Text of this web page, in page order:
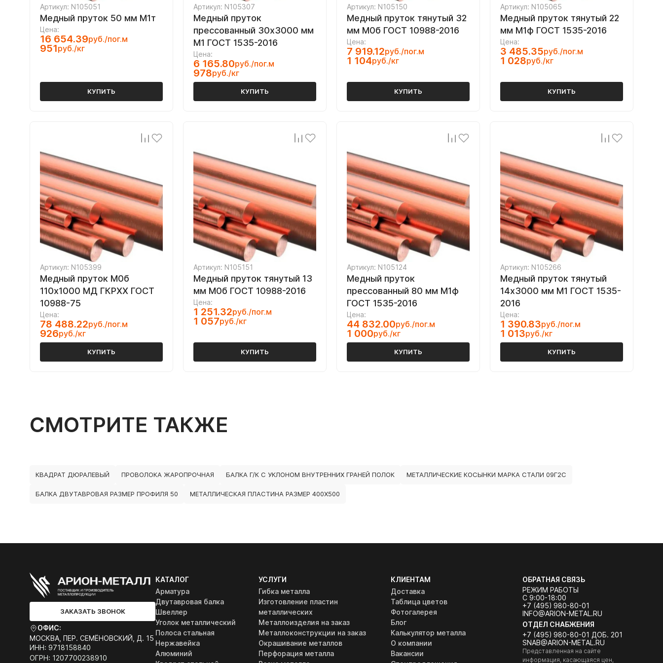
Артикул: N105051
Медный пруток 50 мм М1т
Цена:
16 654.39руб./пог.м
951руб./кг
КУПИТЬ
Артикул: N105307
Медный пруток
прессованный 30х3000 мм
М1 ГОСТ 1535-2016
Цена:
6 165.80руб./пог.м
978руб./кг
КУПИТЬ
Артикул: N105150
Медный пруток тянутый 32
мм М0б ГОСТ 10988-2016
Цена:
7 919.12руб./пог.м
1 104руб./кг
КУПИТЬ
Артикул: N105065
Медный пруток тянутый 22
мм М1ф ГОСТ 1535-2016
Цена:
3 485.35руб./пог.м
1 028руб./кг
КУПИТЬ
Артикул: N105399
Медный пруток М0б
110х1000 МД ГКРХХ ГОСТ
10988-75
Цена:
78 488.22руб./пог.м
926руб./кг
КУПИТЬ
Артикул: N105151
Медный пруток тянутый 13
мм М0б ГОСТ 10988-2016
Цена:
1 251.32руб./пог.м
1 057руб./кг
КУПИТЬ
Артикул: N105124
Медный пруток
прессованный 80 мм М1ф
ГОСТ 1535-2016
Цена:
44 832.00руб./пог.м
1 000руб./кг
КУПИТЬ
Артикул: N105266
Медный пруток тянутый
14х3000 мм М1 ГОСТ 1535-
2016
Цена:
1 390.83руб./пог.м
1 013руб./кг
КУПИТЬ
СМОТРИТЕ ТАКЖЕ
КВАДРАТ ДЮРАЛЕВЫЙ ПРОВОЛОКА ЖАРОПРОЧНАЯ БАЛКА Г/К С УКЛОНОМ ВНУТРЕННИХ ГРАНЕЙ ПОЛОК МЕТАЛЛИЧЕСКИЕ КОСЫНКИ МАРКА СТАЛИ 09Г2С
БАЛКА ДВУТАВРОВАЯ РАЗМЕР ПРОФИЛЯ 50 МЕТАЛЛИЧЕСКАЯ ПЛАСТИНА РАЗМЕР 400Х500
ЗАКАЗАТЬ ЗВОНОК
ОФИС:
МОСКВА, ПЕР. СЕМЁНОВСКИЙ, Д. 15
ИНН: 9718158840
ОГРН: 1207700238910
КАТАЛОГ
Арматура
Двутавровая балка
Швеллер
Уголок металлический
Полоса стальная
Нержавейка
Алюминий
УСЛУГИ
Гибка металла
Изготовление пластин
металлических
Металлоизделия на заказ
Металлоконструкции на заказ
Окрашивание металлов
Перфорация металла
КЛИЕНТАМ
Доставка
Таблица цветов
Фотогалерея
Блог
Калькулятор металла
О компании
Вакансии
ОБРАТНАЯ СВЯЗЬ
РЕЖИМ РАБОТЫ
С 9:00-18:00
+7 (495) 980-80-01
INFO@ARION-METAL.RU
ОТДЕЛ СНАБЖЕНИЯ
+7 (495) 980-80-01 ДОБ. 201
SNAB@ARION-METAL.RU
Представленная на сайте
информация, касающаяся цен,